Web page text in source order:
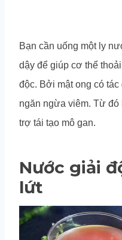
Bạn cần uống một ly
dậy để giúp cơ thể
độc. Bởi mật ong có
ngăn ngừa viêm. Từ đó
trợ tái tạo mô gan.
Nước giải
lứt